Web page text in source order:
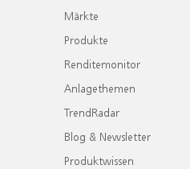
Märkte
Produkte
Renditemonitor
Anlagethemen
TrendRadar
Blog & Newsletter
Produktwissen